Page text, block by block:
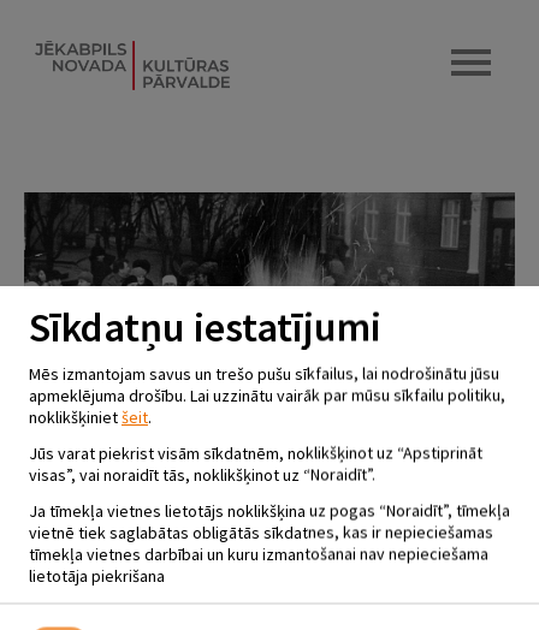
TEMATISKA IZSTĀDE
Sīkdatņu iestatījumi
Mēs izmantojam savus un trešo pušu sīkfailus, lai nodrošinātu jūsu
apmeklējuma drošību. Lai uzzinātu vairāk par mūsu sīkfailu politiku,
noklikšķinietšeit.
Jūs varat piekrist visām sīkdatnēm, noklikšķinot uz “Apstiprināt
visas”, vai noraidīt tās, noklikšķinot uz “Noraidīt”.
Ja tīmekļa vietnes lietotājs noklikšķina uz pogas “Noraidīt”, tīmekļa
vietnē tiek saglabātas obligātās sīkdatnes, kas ir nepieciešamas
tīmekļa vietnes darbībai un kuru izmantošanai nav nepieciešama
lietotāja piekrišana